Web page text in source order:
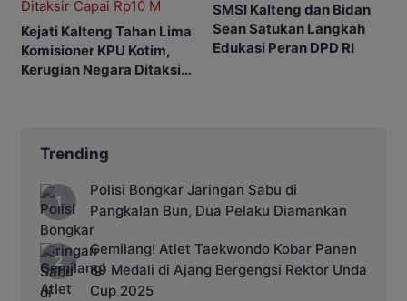
Kejati Kalteng Tahan Lima
Komisioner KPU Kotim,
Kerugian Negara Ditaksir
SMSI Kalteng dan Bidan
Sean Satukan Langkah
Edukasi Peran DPD RI
Trending
Polisi Bongkar Jaringan Sabu di
Pangkalan Bun, Dua Pelaku Diamankan
Gemilang! Atlet Taekwondo Kobar Panen
89 Medali di Ajang Bergengsi Rektor Unda
Cup 2025